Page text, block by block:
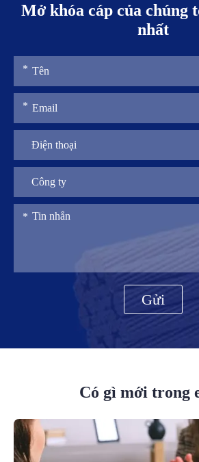
Mở khóa cáp của chúng
nhất
Gửi
Có gì mới trong